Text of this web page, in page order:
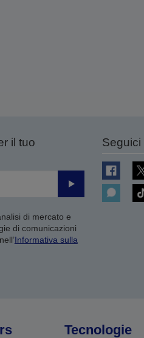
il tuo
Invia
di mercato e
di comunicazioni
Informativa sulla
Seguici
Tecnologie